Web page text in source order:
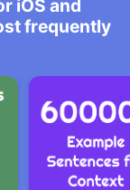
iOS and
frequently